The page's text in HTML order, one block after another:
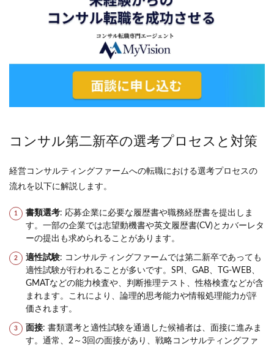
コンサル第二新卒の選考プロセスと対策
経営コンサルティングファームへの転職における選考プロセスの
流れを以下に解説します。
書類選考: 応募企業に必要な履歴書や職務経歴書を提出しま
す。一部の企業では志望動機書や英文履歴書(CV)とカバーレタ
ーの提出も求められることがあります。
適性試験: コンサルティングファームでは第二新卒であっても
適性試験が行われることが多いです。SPI、GAB、TG-WEB、
GMATなどの能力検査や、判断推理テスト、性格検査などが含
まれます。これにより、論理的思考能力や情報処理能力が評
価されます。
面接: 書類選考と適性試験を通過した候補者は、面接に進みま
す。通常、2～3回の面接があり、戦略コンサルティングファ